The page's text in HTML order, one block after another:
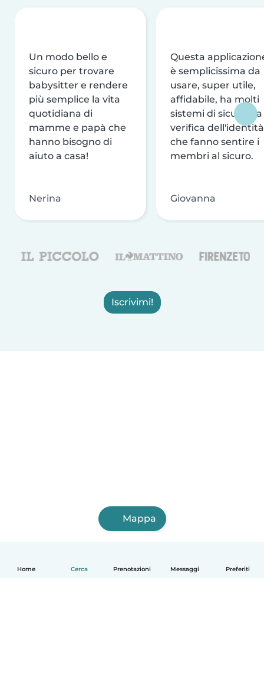
Home Cerca Prenotazioni Messaggi Preferiti
Un modo bello e
sicuro per trovare
babysitter e rendere
più semplice la vita
quotidiana di
mamme e papà che
hanno bisogno di
aiuto a casa!
Nerina
Questa
è semplicissima da
usare, super utile,
affidabile, ha molti
sistemi di sicurezza
verifica dell'identità
che fanno sentire i
membri al sicuro.
Giovanna
Iscrivimi!
Mappa